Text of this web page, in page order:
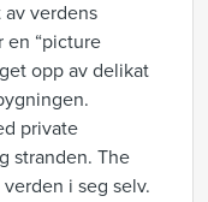
verdens
en “picture
opp av delikat
private
stranden. The
i seg selv.